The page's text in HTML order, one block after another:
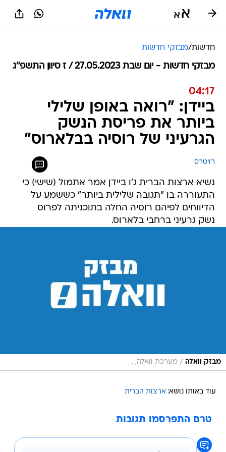
חדשות/מבזקי חדשות
מבזקי חדשות - יום שבת 27.05.2023 / ז סיוון התשפ"ג
04:17
ביידן: "רואה באופן שלילי
ביותר את פריסת הנשק
הגרעיני של רוסיה בבלארוס"
רויטרס
נשיא ארצות הברית ג'ו ביידן אמר אתמול (שישי) כי
התעוררה בו "תגובה שלילית ביותר" כששמע על
הדיווחים לפיהם רוסיה החלה בתוכניתה לפרוס
נשק גרעיני ברחבי בלארוס.
מבזק וואלה / מערכת וואלה, .
עוד באותו נושא: ארצות הברית
טרם התפרסמו תגובות